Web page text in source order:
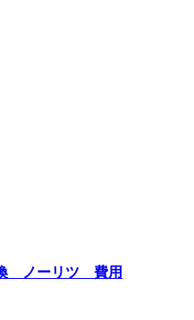
ノーリツ 費用